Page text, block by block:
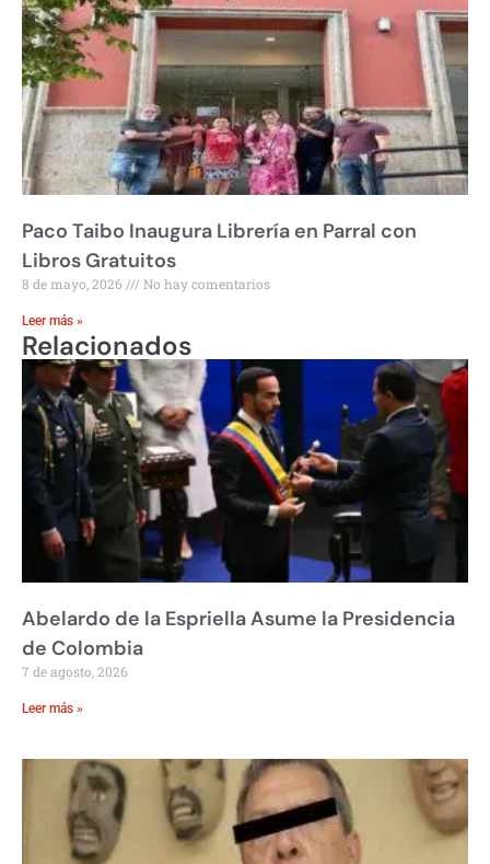
Paco Taibo Inaugura Librería en Parral con
Libros Gratuitos
8 de mayo, 2026 No hay comentarios
Leer más »
Relacionados
Abelardo de la Espriella Asume la Presidencia
de Colombia
7 de agosto, 2026
Leer más »